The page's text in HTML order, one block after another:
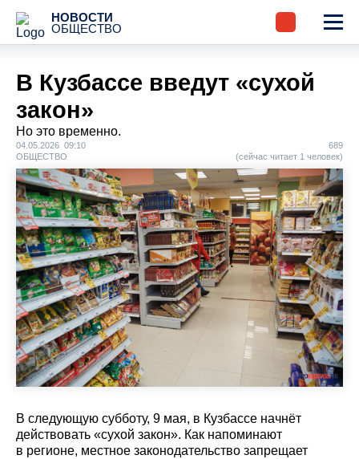
НОВОСТИ
ОБЩЕСТВО
В Кузбассе введут «сухой
закон»
Но это временно.
04.05.2026 09:10
ОБЩЕСТВО
689
(сейчас читает 1 человек)
В следующую субботу, 9 мая, в Кузбассе начнёт
действовать «сухой закон». Как напоминают
в регионе, местное законодательство запрещает